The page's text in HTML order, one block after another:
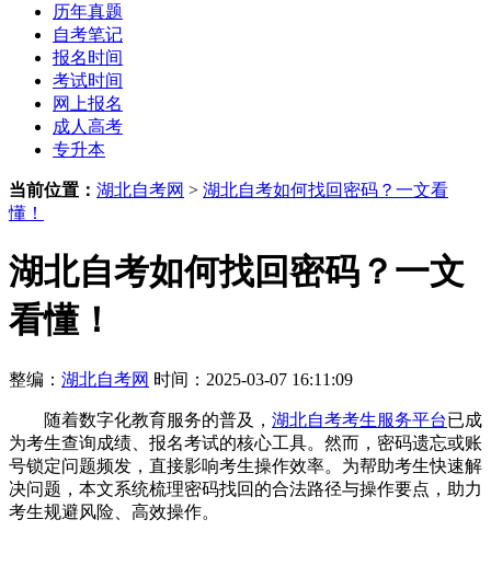
历年真题
自考笔记
报名时间
考试时间
网上报名
成人高考
专升本
当前位置： 湖北自考网 > 湖北自考如何找回密码？一文看
懂！
湖北自考如何找回密码？一文
看懂！
整编： 湖北自考网 时间：2025-03-07 16:11:09
随着数字化教育服务的普及， 湖北自考考生服务平台已成
为考生查询成绩、报名考试的核心工具。然而，密码遗忘或账
号锁定问题频发，直接影响考生操作效率。为帮助考生快速解
决问题，本文系统梳理密码找回的合法路径与操作要点，助力
考生规避风险、高效操作‌。